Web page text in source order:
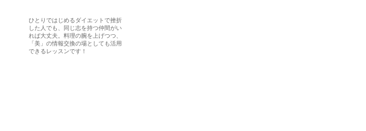
ひとりではじめるダイエットで挫折
した人でも、同じ志を持つ仲間がい
れば大丈夫。料理の腕を上げつつ、
「美」の情報交換の場としても活用
できるレッスンです！